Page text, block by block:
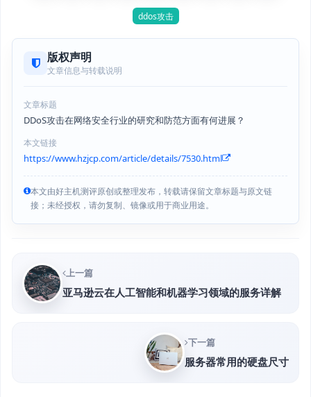
ddos攻击
版权声明
文章信息与转载说明
文章标题
DDoS攻击在网络安全行业的研究和防范方面有何进展？
本文链接
https://www.hzjcp.com/article/details/7530.html
本文由好主机测评原创或整理发布，转载请保留文章标题与原文链
接；未经授权，请勿复制、镜像或用于商业用途。
上一篇
亚马逊云在人工智能和机器学习领域的服务详解
下一篇
服务器常用的硬盘尺寸